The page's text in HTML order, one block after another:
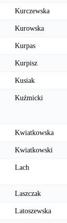
Kurczewska
Kurowska
Kurpas
Kurpisz
Kusiak
Kuźmicki
Kwiatkowska
Kwiatkowski
Lach
Laszczak
Latoszewska